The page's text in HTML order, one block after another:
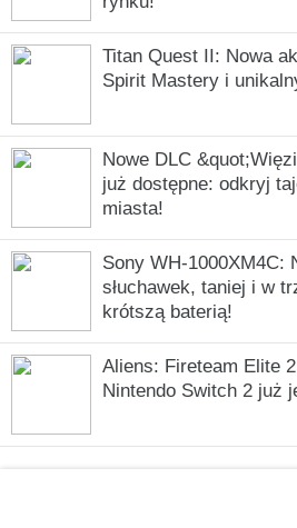
Titan Quest II: Nowa
Spirit Mastery i
Nowe DLC
już dostępne: odkryj
miasta!
Sony WH-1000XM4C:
słuchawek, taniej i w
krótszą baterią!
Aliens: Fireteam Elite
Nintendo Switch 2 już